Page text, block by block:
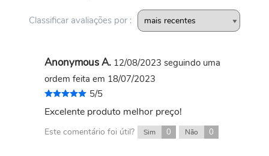
Classificar avaliações por :
Anonymous A. 12/08/2023 seguindo uma
ordem feita em 18/07/2023
5/5
Excelente produto melhor preço!
Este comentário foi útil? Sim 0 Não 0